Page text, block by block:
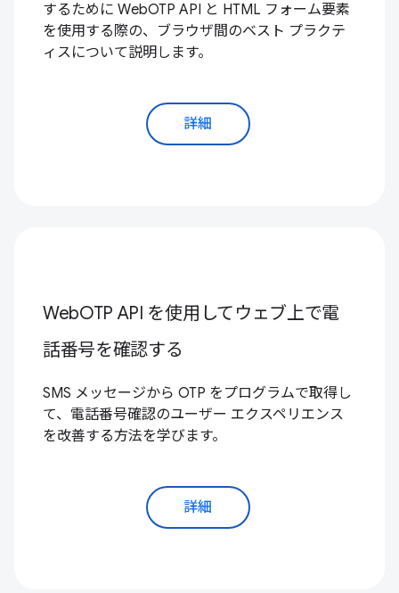
するために WebOTP API と HTML フォーム要素
を使用する際の、ブラウザ間のベスト プラクテ
ィスについて説明します。
詳細
WebOTP API を使用してウェブ上で電
話番号を確認する
SMS メッセージから OTP をプログラムで取得し
て、電話番号確認のユーザー エクスペリエンス
を改善する方法を学びます。
詳細